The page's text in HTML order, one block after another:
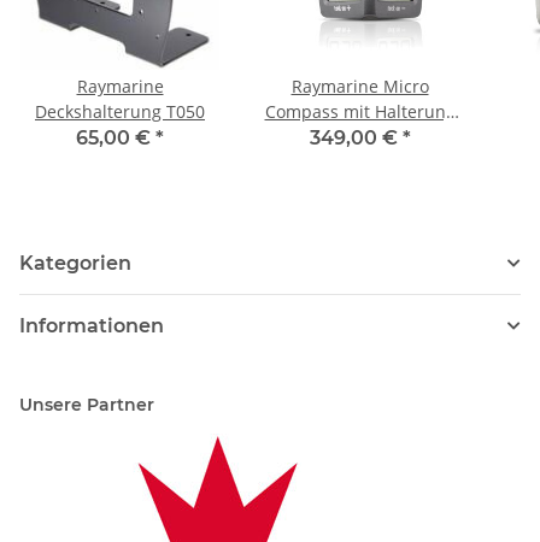
Raymarine
Deckshalterung T050
65,00 € *
Raymarine Micro
Compass mit Halterung
T061
349,00 € *
Kategorien
Informationen
Unsere Partner